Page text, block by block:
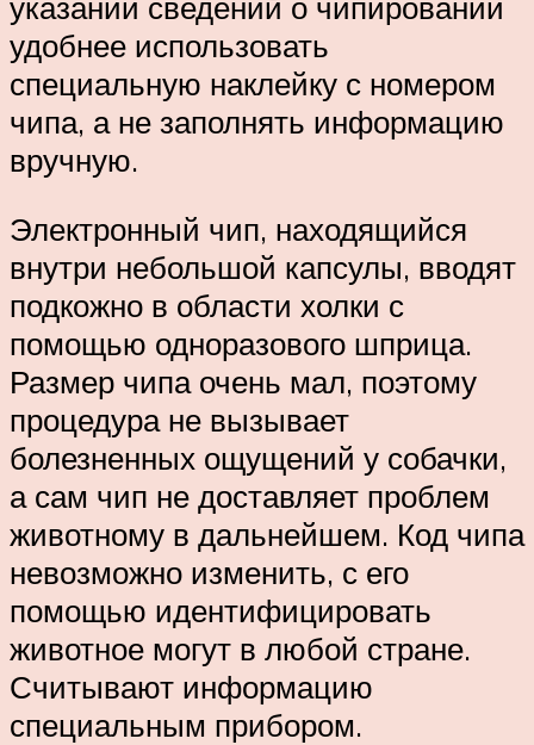
удобнее использовать
специальную наклейку с номером
чипа, а не заполнять информацию
вручную.
Электронный чип, находящийся
внутри небольшой капсулы, вводят
подкожно в области холки с
помощью одноразового шприца.
Размер чипа очень мал, поэтому
процедура не вызывает
болезненных ощущений у собачки,
а сам чип не доставляет проблем
животному в дальнейшем. Код чипа
невозможно изменить, с его
помощью идентифицировать
животное могут в любой стране.
Считывают информацию
специальным прибором.